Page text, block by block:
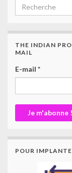
THE INDIAN
MAIL
E-mail *
POUR